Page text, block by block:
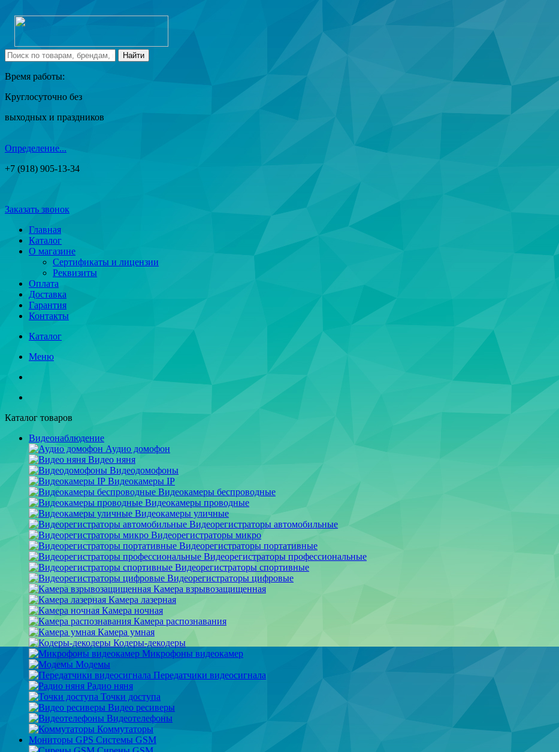
Время работы:
Круглосуточно без
выходных и праздников
Определение...
+7 (918) 905-13-34
Заказать звонок
Главная
Каталог
О магазине
Сертификаты и лицензии
Реквизиты
Оплата
Доставка
Гарантия
Контакты
Каталог
Меню
Каталог товаров
Видеонаблюдение
Аудио домофон
Видео няня
Видеодомофоны
Видеокамеры IP
Видеокамеры беспроводные
Видеокамеры проводные
Видеокамеры уличные
Видеорегистраторы автомобильные
Видеорегистраторы микро
Видеорегистраторы портативные
Видеорегистраторы профессиональные
Видеорегистраторы спортивные
Видеорегистраторы цифровые
Камера взрывозащищенная
Камера лазерная
Камера ночная
Камера распознавания
Камера умная
Кодеры-декодеры
Микрофоны видеокамер
Модемы
Передатчики видеосигнала
Радио няня
Точки доступа
Видео ресиверы
Видеотелефоны
Коммутаторы
Мониторы GPS Системы GSM